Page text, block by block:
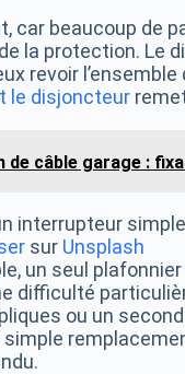
car beaucoup de
la protection. Le
revoir
le disjoncteur
de câble garage :
sur Unsplash
un seul
difficulté
ou un
simple